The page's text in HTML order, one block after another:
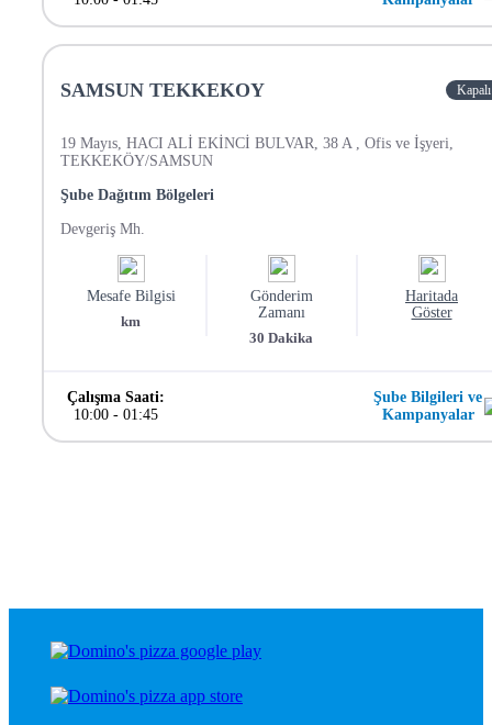
SAMSUN TEKKEKOY Kapalı
19 Mayıs, HACI ALİ EKİNCİ BULVAR, 38 A , Ofis ve İşyeri,
TEKKEKÖY/SAMSUN
Şube Dağıtım Bölgeleri
Devgeriş Mh.
Mesafe Bilgisi
km
Gönderim
Zamanı
30 Dakika
Haritada
Göster
Çalışma Saati:
10:00- 01:45
Şube Bilgileri ve
Kampanyalar